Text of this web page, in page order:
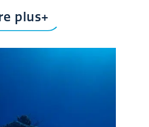
plus
vacances au cœur de
Finistère et bonne
vous proposera de